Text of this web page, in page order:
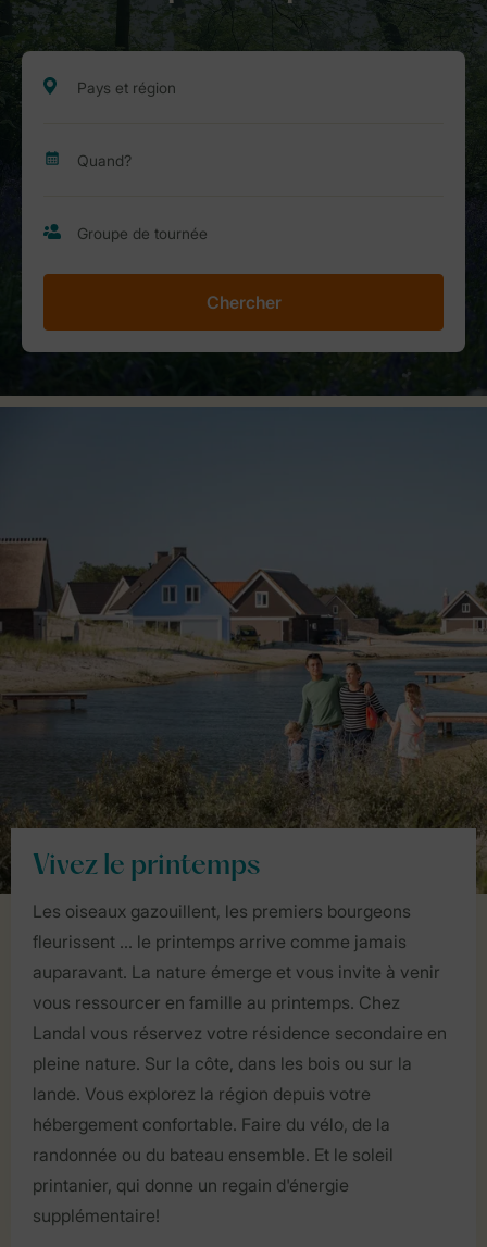
Chercher
Vivez le printemps
Les oiseaux gazouillent, les premiers bourgeons
fleurissent ... le printemps arrive comme jamais
auparavant. La nature émerge et vous invite à venir
vous ressourcer en famille au printemps. Chez
Landal vous réservez votre résidence secondaire en
pleine nature. Sur la côte, dans les bois ou sur la
lande. Vous explorez la région depuis votre
hébergement confortable. Faire du vélo, de la
randonnée ou du bateau ensemble. Et le soleil
printanier, qui donne un regain d'énergie
supplémentaire!